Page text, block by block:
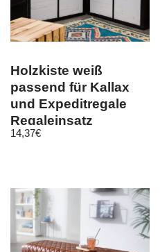
Holzkiste weiß
passend für Kallax
und Expeditregale
Regaleinsatz
14,37€